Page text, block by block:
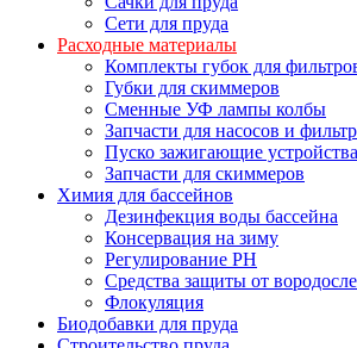
Сети для пруда
Расходные материалы
Комплекты губок для
Губки для скиммеров
Сменные УФ лампы колбы
Запчасти для насосов и
Пуско зажигающие устройства
Запчасти для скиммеров
Химия для бассейнов
Дезинфекция воды бассейна
Консервация на зиму
Регулирование PH
Средства защиты от
Флокуляция
Биодобавки для пруда